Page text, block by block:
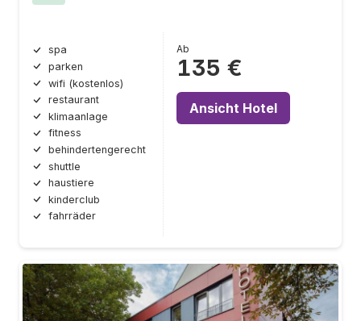
spa
parken
wifi (kostenlos)
restaurant
klimaanlage
fitness
behindertengerecht
shuttle
haustiere
kinderclub
fahrräder
Ab
135 €
Ansicht Hotel